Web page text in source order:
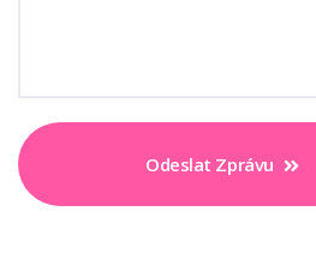
Odeslat Zprávu